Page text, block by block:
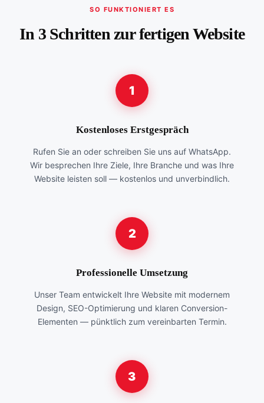
SO FUNKTIONIERT ES
In 3 Schritten zur fertigen Website
1
Kostenloses Erstgespräch
Rufen Sie an oder schreiben Sie uns auf WhatsApp.
Wir besprechen Ihre Ziele, Ihre Branche und was Ihre
Website leisten soll — kostenlos und unverbindlich.
2
Professionelle Umsetzung
Unser Team entwickelt Ihre Website mit modernem
Design, SEO-Optimierung und klaren Conversion-
Elementen — pünktlich zum vereinbarten Termin.
3